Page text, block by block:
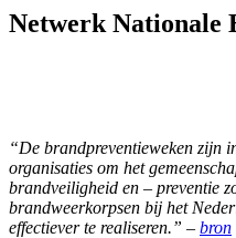
Netwerk Nationale
“De brandpreventieweken zijn
organisaties om het
brandveiligheid en – preventie
brandweerkorpsen bij het
effectiever te realiseren.” – bron